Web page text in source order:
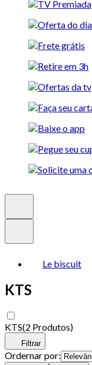
Le biscuit
KTS
KTS(2 Produtos)
Filtrar
Ordernar por: